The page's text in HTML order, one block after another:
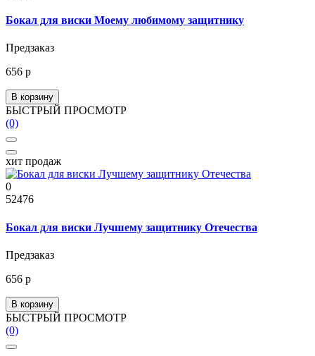
Бокал для виски Моему любимому защитнику
Предзаказ
656 р
В корзину
БЫСТРЫЙ ПРОСМОТР
(0)
хит продаж
0
52476
Бокал для виски Лучшему защитнику Отечества
Предзаказ
656 р
В корзину
БЫСТРЫЙ ПРОСМОТР
(0)